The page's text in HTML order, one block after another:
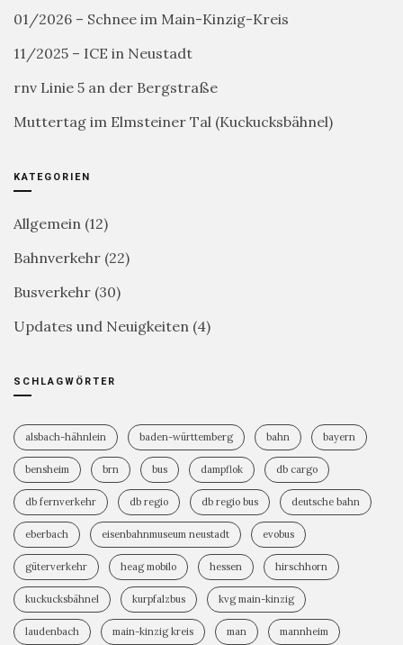
01/2026 – Schnee im Main-Kinzig-Kreis
11/2025 – ICE in Neustadt
rnv Linie 5 an der Bergstraße
Muttertag im Elmsteiner Tal (Kuckucksbähnel)
KATEGORIEN
Allgemein (12)
Bahnverkehr (22)
Busverkehr (30)
Updates und Neuigkeiten (4)
SCHLAGWÖRTER
alsbach-hähnlein baden-württemberg bahn bayern
bensheim brn bus dampflok db cargo
db fernverkehr db regio db regio bus deutsche bahn
eberbach eisenbahnmuseum neustadt evobus
güterverkehr heag mobilo hessen hirschhorn
kuckucksbähnel kurpfalzbus kvg main-kinzig
laudenbach main-kinzig kreis man mannheim